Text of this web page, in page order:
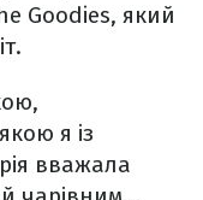
Goodies, який
я із
вважала